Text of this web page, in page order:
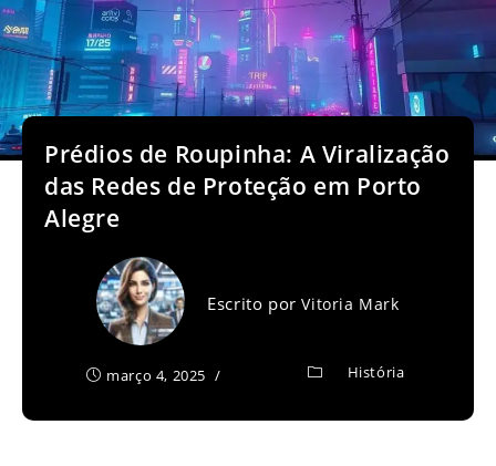
Prédios de Roupinha: A Viralização
das Redes de Proteção em Porto
Alegre
Escrito porVitoria Mark
março 4, 2025 História